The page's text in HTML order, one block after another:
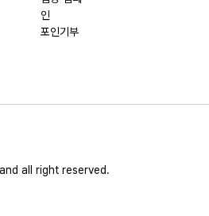
인
포인기부
all right reserved.